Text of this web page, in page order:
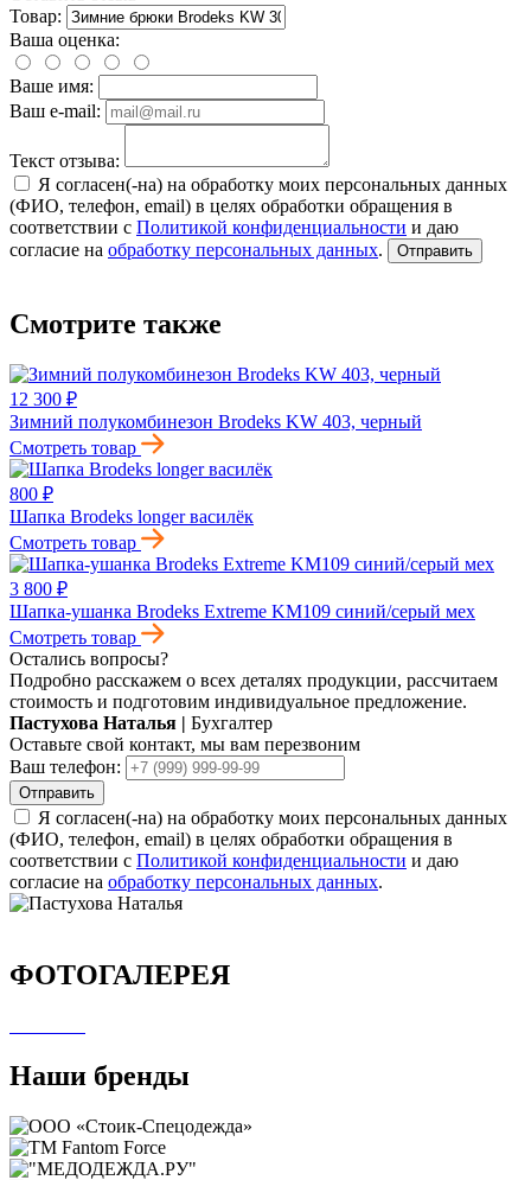
Товар:
Ваша оценка:
Ваше имя:
Ваш e-mail:
Текст отзыва:
Я согласен(-на) на обработку моих персональных данных
(ФИО, телефон, email) в целях обработки обращения в
соответствии с Политикой конфиденциальности и даю
согласие на обработку персональных данных. Отправить
Смотрите также
12 300 ₽
Зимний полукомбинезон Brodeks KW 403, черный
Смотреть товар
800 ₽
Шапка Brodeks longer василёк
Смотреть товар
3 800 ₽
Шапка-ушанка Brodeks Extreme KM109 синий/серый мех
Смотреть товар
Остались вопросы?
Подробно расскажем о всех деталях продукции, рассчитаем
стоимость и подготовим индивидуальное предложение.
Пастухова Наталья | Бухгалтер
Оставьте свой контакт, мы вам перезвоним
Ваш телефон:
Отправить
Я согласен(-на) на обработку моих персональных данных
(ФИО, телефон, email) в целях обработки обращения в
соответствии с Политикой конфиденциальности и даю
согласие на обработку персональных данных.
ФОТОГАЛЕРЕЯ
Наши бренды